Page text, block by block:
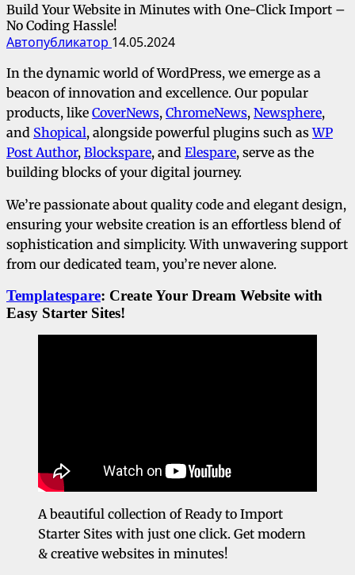
Build Your Website in Minutes with One-Click Import –
No Coding Hassle!
Автопубликатор 14.05.2024
In the dynamic world of WordPress, we emerge as a
beacon of innovation and excellence. Our popular
products, like CoverNews, ChromeNews, Newsphere,
and Shopical, alongside powerful plugins such asWP
Post Author, Blockspare, and Elespare, serve as the
building blocks of your digital journey.
We’re passionate about quality code and elegant design,
ensuring your website creation is an effortless blend of
sophistication and simplicity. With unwavering support
from our dedicated team, you’re never alone.
Templatespare: Create Your Dream Website with
Easy Starter Sites!
A beautiful collection of Ready to Import
Starter Sites with just one click. Get modern
& creative websites in minutes!